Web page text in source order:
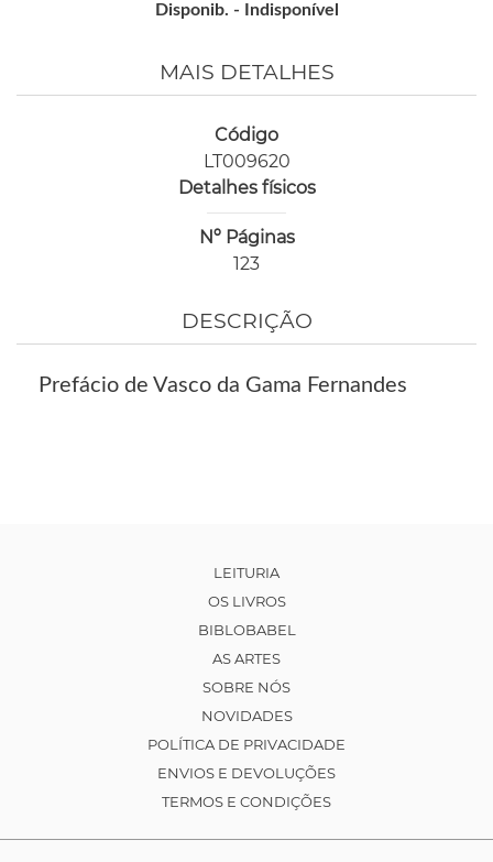
Disponib. -
Indisponível
MAIS DETALHES
Código
LT009620
Detalhes físicos
Nº Páginas
123
DESCRIÇÃO
Prefácio de Vasco da Gama Fernandes
LEITURIA
OS LIVROS
BIBLOBABEL
AS ARTES
SOBRE NÓS
NOVIDADES
POLÍTICA DE PRIVACIDADE
ENVIOS E DEVOLUÇÕES
TERMOS E CONDIÇÕES